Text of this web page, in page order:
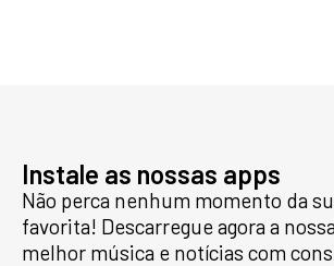
Instale as nossas apps
Não perca nenhum momento da
favorita! Descarregue agora a
melhor música e notícias com